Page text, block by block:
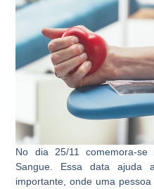
No dia 25/11 comemora-
Sangue. Essa data ajuda
importante, onde uma